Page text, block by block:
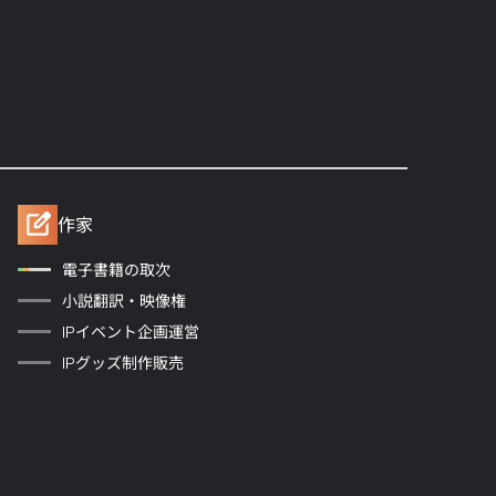
作家
電子書籍の取次
小説翻訳・映像権
IPイベント企画運営
IPグッズ制作販売